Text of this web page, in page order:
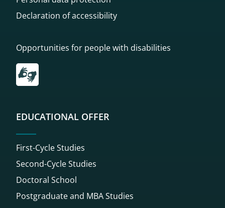
Declaration of accessibility
Opportunities for people with disabilities
Przekierowanie do tłumacza on-line języka migowego
EDUCATIONAL OFFER
First-Cycle Studies
Second-Cycle Studies
Doctoral School
Postgraduate and MBA Studies